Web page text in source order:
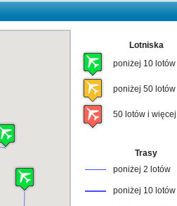
Lotniska
poniżej 10 lotów
poniżej 50 lotów
50 lotów i więcej
Trasy
poniżej 2 lotów
poniżej 10 lotów